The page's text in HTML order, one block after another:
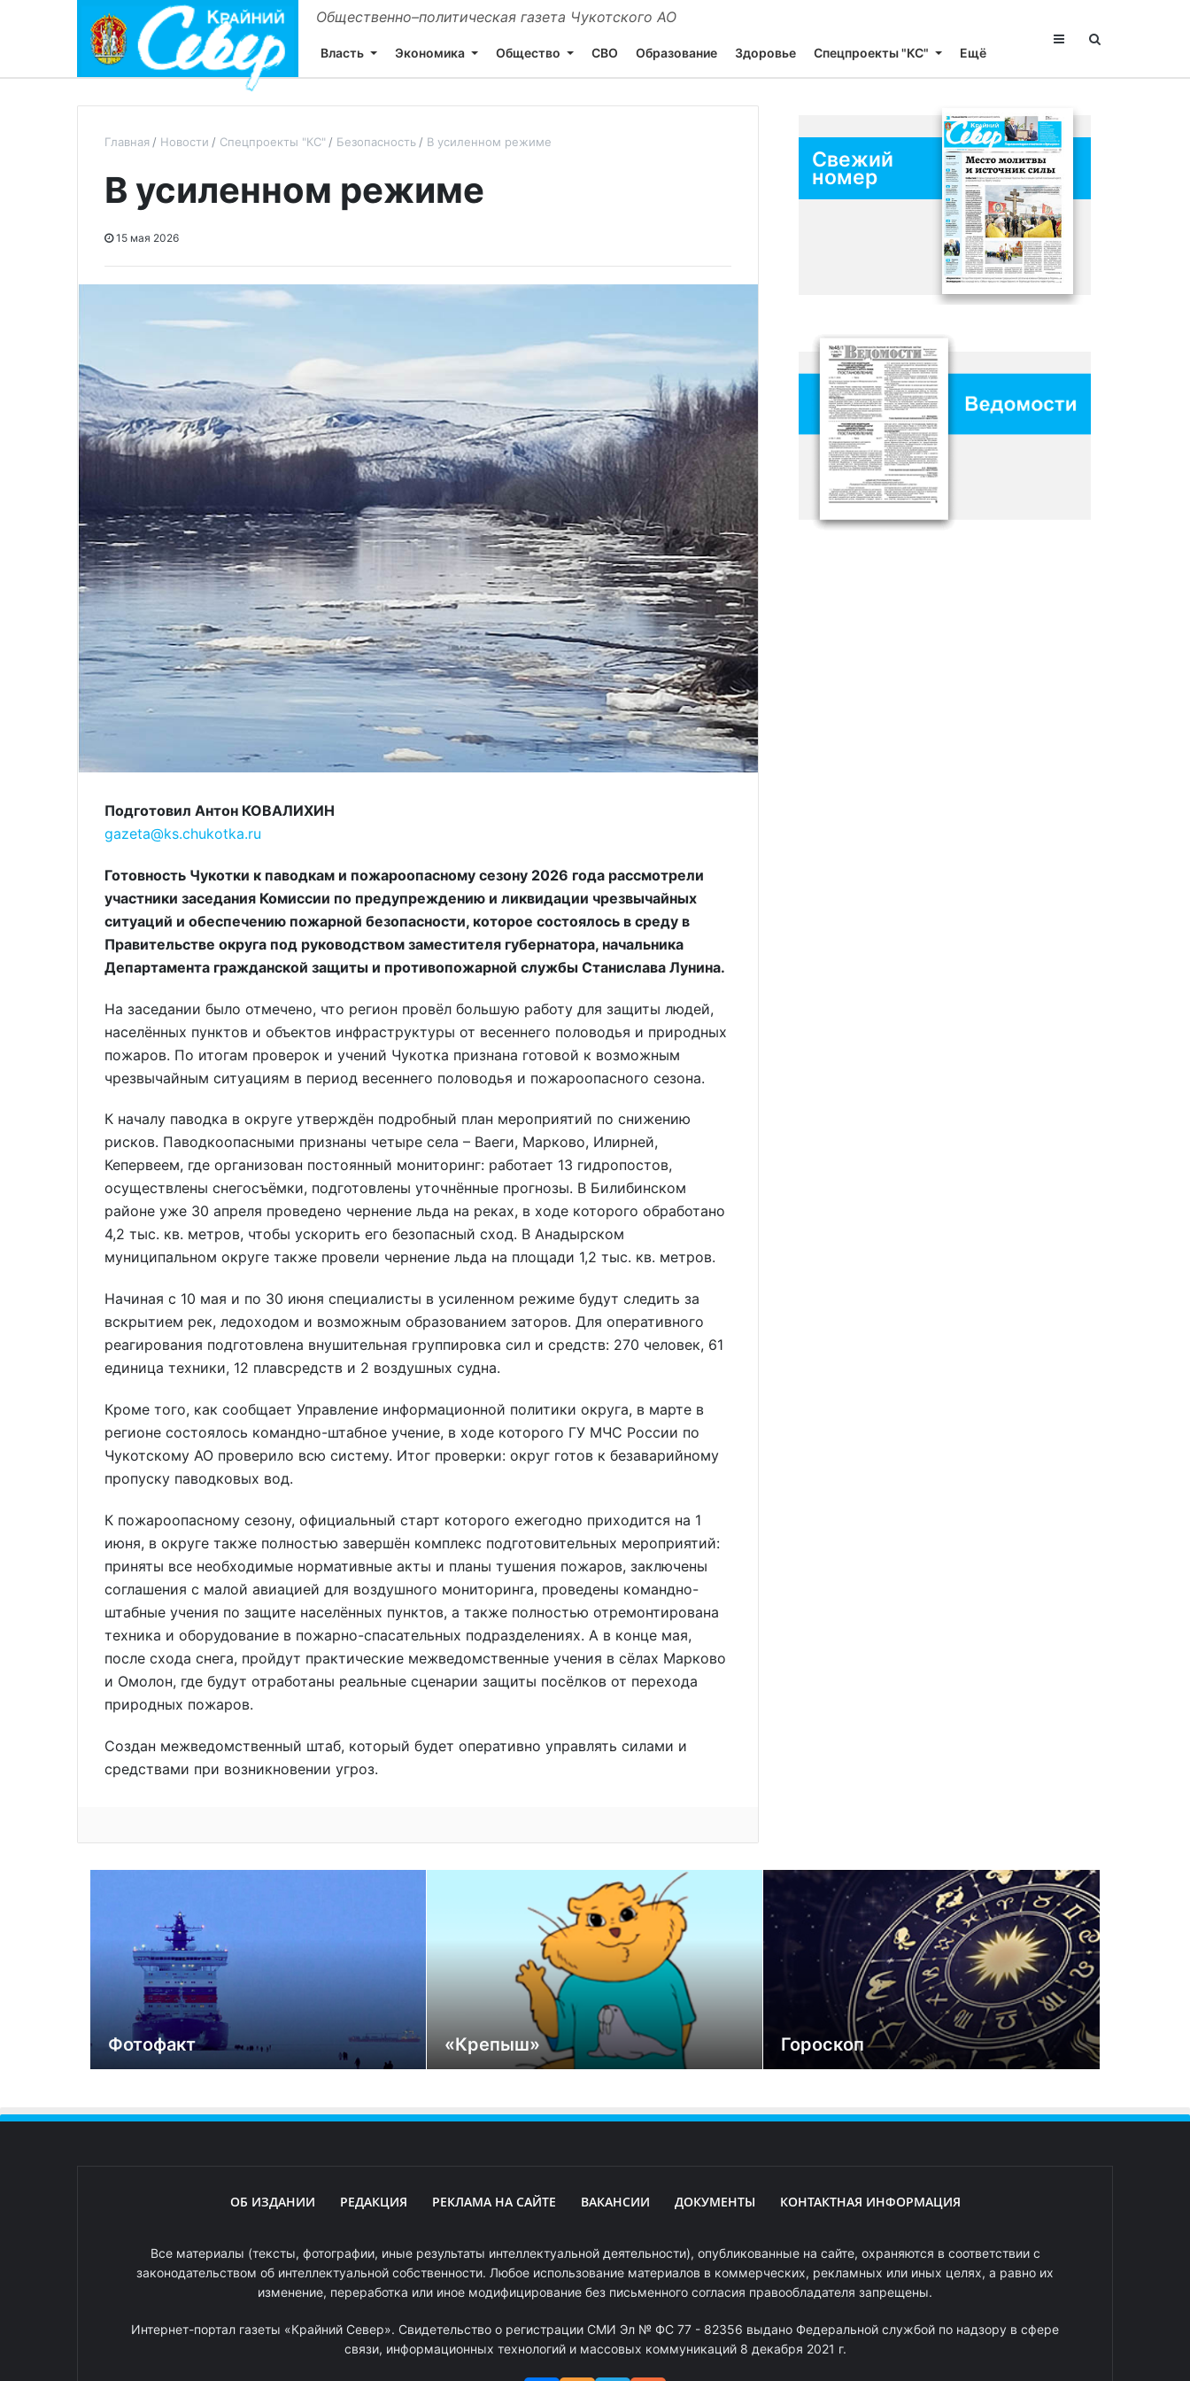
Общественно–политическая газета Чукотского АО
Власть Экономика Общество СВО Образование Здоровье Спецпроекты "КС" Ещё
Главная Новости Спецпроекты "КС" Безопасность В усиленном режиме
В усиленном режиме
15 мая 2026
Подготовил Антон КОВАЛИХИН
gazeta@ks.chukotka.ru
Готовность Чукотки к паводкам и пожароопасному сезону 2026 года рассмотрели
участники заседания Комиссии по предупреждению и ликвидации чрезвычайных
ситуаций и обеспечению пожарной безопасности, которое состоялось в среду в
Правительстве округа под руководством заместителя губернатора, начальника
Департамента гражданской защиты и противопожарной службы Станислава Лунина.
На заседании было отмечено, что регион провёл большую работу для защиты людей,
населённых пунктов и объектов инфраструктуры от весеннего половодья и природных
пожаров. По итогам проверок и учений Чукотка признана готовой к возможным
чрезвычайным ситуациям в период весеннего половодья и пожароопасного сезона.
К началу паводка в округе утверждён подробный план мероприятий по снижению
рисков. Паводкоопасными признаны четыре села – Ваеги, Марково, Илирней,
Кепервеем, где организован постоянный мониторинг: работает 13 гидропостов,
осуществлены снегосъёмки, подготовлены уточнённые прогнозы. В Билибинском
районе уже 30 апреля проведено чернение льда на реках, в ходе которого обработано
4,2 тыс. кв. метров, чтобы ускорить его безопасный сход. В Анадырском
муниципальном округе также провели чернение льда на площади 1,2 тыс. кв. метров.
Начиная с 10 мая и по 30 июня специалисты в усиленном режиме будут следить за
вскрытием рек, ледоходом и возможным образованием заторов. Для оперативного
реагирования подготовлена внушительная группировка сил и средств: 270 человек, 61
единица техники, 12 плавсредств и 2 воздушных судна.
Кроме того, как сообщает Управление информационной политики округа, в марте в
регионе состоялось командно-штабное учение, в ходе которого ГУ МЧС России по
Чукотскому АО проверило всю систему. Итог проверки: округ готов к безаварийному
пропуску паводковых вод.
К пожароопасному сезону, официальный старт которого ежегодно приходится на 1
июня, в округе также полностью завершён комплекс подготовительных мероприятий:
приняты все необходимые нормативные акты и планы тушения пожаров, заключены
соглашения с малой авиацией для воздушного мониторинга, проведены командно-
штабные учения по защите населённых пунктов, а также полностью отремонтирована
техника и оборудование в пожарно-спасательных подразделениях. А в конце мая,
после схода снега, пройдут практические межведомственные учения в сёлах Марково
и Омолон, где будут отработаны реальные сценарии защиты посёлков от перехода
природных пожаров.
Создан межведомственный штаб, который будет оперативно управлять силами и
средствами при возникновении угроз.
Свежий
номер
Фотофакт «Крепыш» Гороскоп
ОБ ИЗДАНИИ РЕДАКЦИЯ РЕКЛАМА НА САЙТЕ ВАКАНСИИ ДОКУМЕНТЫ КОНТАКТНАЯ ИНФОРМАЦИЯ
Все материалы (тексты, фотографии, иные результаты интеллектуальной деятельности), опубликованные на сайте, охраняются в соответствии с
законодательством об интеллектуальной собственности. Любое использование материалов в коммерческих, рекламных или иных целях, а равно их
изменение, переработка или иное модифицирование без письменного согласия правообладателя запрещены.
Интернет-портал газеты «Крайний Север». Свидетельство о регистрации СМИ Эл № ФС 77 - 82356 выдано Федеральной службой по надзору в сфере
связи, информационных технологий и массовых коммуникаций 8 декабря 2021 г.